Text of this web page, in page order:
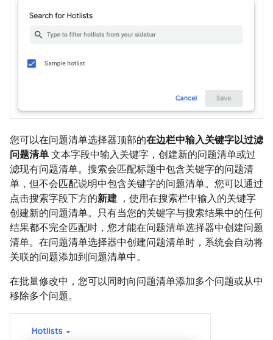
您可以在问题清单选择器顶部的在边栏中输入关键字以过滤
问题清单 文本字段中输入关键字，创建新的问题清单或过
滤现有问题清单。搜索会匹配标题中包含关键字的问题清
单，但不会匹配说明中包含关键字的问题清单。您可以通过
点击搜索字段下方的新建 ，使用在搜索栏中输入的关键字
创建新的问题清单。只有当您的关键字与搜索结果中的任何
结果都不完全匹配时，您才能在问题清单选择器中创建问题
清单。在问题清单选择器中创建问题清单时，系统会自动将
关联的问题添加到问题清单中。
在批量修改中，您可以同时向问题清单添加多个问题或从中
移除多个问题。